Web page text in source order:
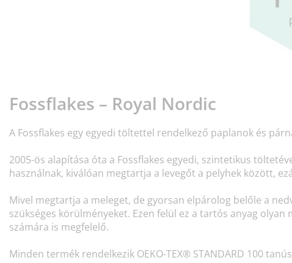
matracok
kiegészítők
Fossflakes – Royal Nordic
A Fossflakes egy egyedi töltettel rendelkező paplanok és
2005-ös alapítása óta a Fossflakes egyedi, szintetikus
használnak, kiválóan megtartja a levegőt a pelyhek között,
Mivel megtartja a meleget, de gyorsan elpárolog belőle a
szükséges körülményeket. Ezen felül ez a tartós anyag
számára is megfelelő.
Minden termék rendelkezik OEKO-TEX® STANDARD 100